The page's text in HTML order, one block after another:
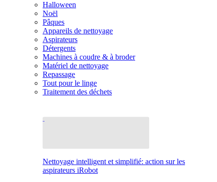
Halloween
Noël
Pâques
Appareils de nettoyage
Aspirateurs
Détergents
Machines à coudre & à broder
Matériel de nettoyage
Repassage
Tout pour le linge
Traitement des déchets
Nettoyage intelligent et simplifié: action sur les
aspirateurs iRobot